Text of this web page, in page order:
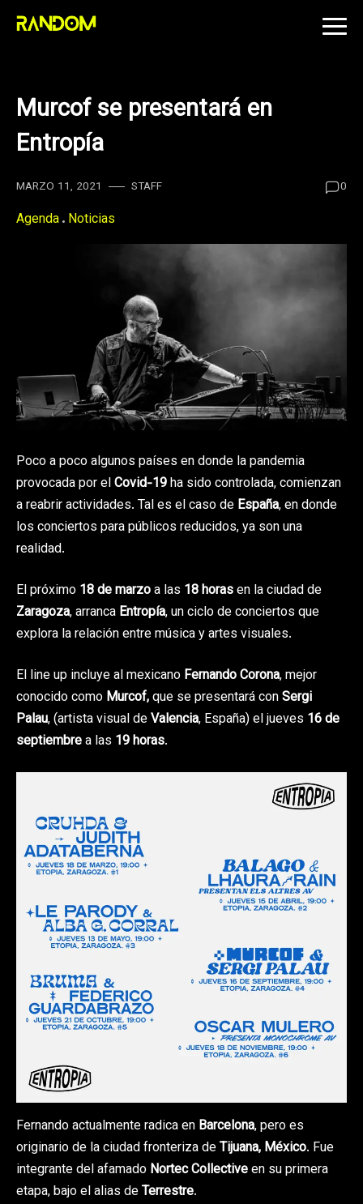
Skip
Murcof se presentará en
Entropía
MARZO 11, 2021 STAFF 0
Agenda Noticias
Poco a poco algunos países en donde la pandemia
provocada por elCovid-19ha sido controlada, comienzan
a reabrir actividades. Tal es el caso de España, en donde
los conciertos para públicos reducidos, ya son una
realidad.
El próximo 18 de marzoa las 18 horasen la ciudad de
Zaragoza, arranca Entropía, un ciclo de conciertos que
explora la relación entre música y artes visuales.
El line up incluye al mexicano Fernando Corona, mejor
conocido como Murcof,que se presentará conSergi
Palau, (artista visual deValencia, España) el jueves 16 de
septiembrea las 19 horas.
Fernando actualmente radica en Barcelona, pero es
originario de la ciudad fronteriza deTijuana, México. Fue
integrante del afamado Nortec Collectiveen su primera
etapa, bajo el alias deTerrestre.